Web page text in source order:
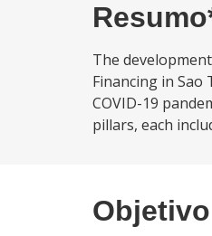
The
Financing in
COVID-19
pillars, each